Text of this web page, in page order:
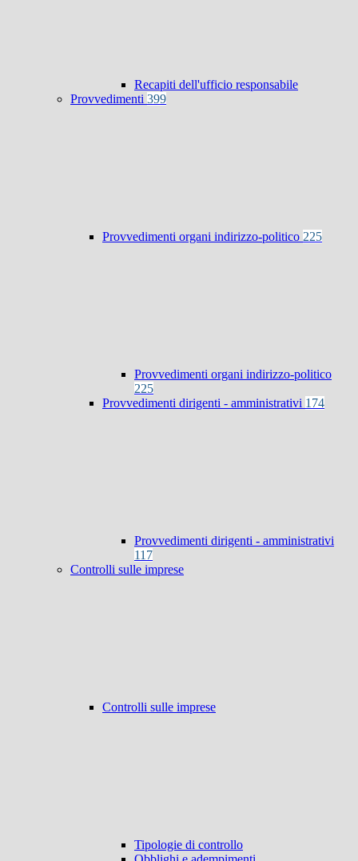
Recapiti dell'ufficio responsabile
Provvedimenti 399
Provvedimenti organi indirizzo-politico 225
Provvedimenti organi indirizzo-politico
225
Provvedimenti dirigenti - amministrativi 174
Provvedimenti dirigenti - amministrativi
117
Controlli sulle imprese
Controlli sulle imprese
Tipologie di controllo